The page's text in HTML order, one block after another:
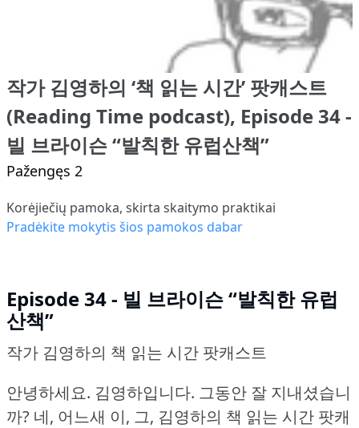
작가 김영하의 ‘책 읽는 시간’ 팟캐스트
(Reading Time podcast), Episode 34 -
빌 브라이슨 “발칙한 유럽산책”
Pažengęs 2
Korėjiečių pamoka, skirta skaitymo praktikai
Pradėkite mokytis šios pamokos dabar
Episode 34 - 빌 브라이슨 “발칙한 유럽
산책”
작가 김영하의 책 읽는 시간 팟캐스트
안녕하세요. 김영하입니다. 그동안 잘 지내셨습니
까? 네, 어느새 이, 그, 김영하의 책 읽는 시간 팟캐